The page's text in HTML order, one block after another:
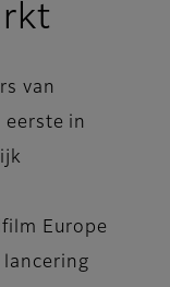
van
eerste in
Europe
lancering